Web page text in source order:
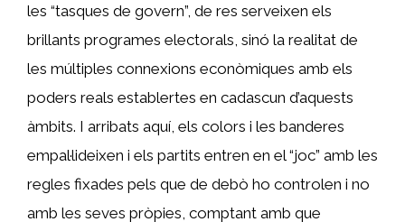
les “tasques de govern”, de res serveixen els
brillants programes electorals, sinó la realitat de
les múltiples connexions econòmiques amb els
poders reals establertes en cadascun d’aquests
àmbits. I arribats aquí, els colors i les banderes
empal·lideixen i els partits entren en el “joc” amb les
regles fixades pels que de debò ho controlen i no
amb les seves pròpies, comptant amb que